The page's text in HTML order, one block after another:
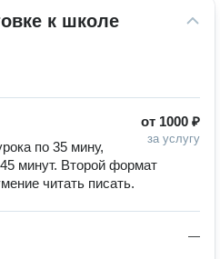
к школе
от 1000 ₽
за услугу
по 35 мину,
минут. Второй формат
читать писать.
—